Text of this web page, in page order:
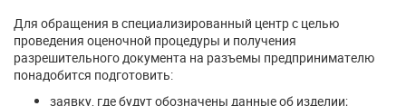
Для обращения в специализированный центр с целью
проведения оценочной процедуры и получения
разрешительного документа на разъемы предпринимателю
понадобится подготовить:
заявку, где будут обозначены данные об изделии;